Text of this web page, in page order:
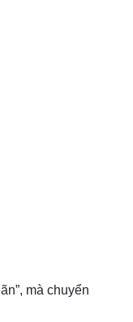
mà chuyển